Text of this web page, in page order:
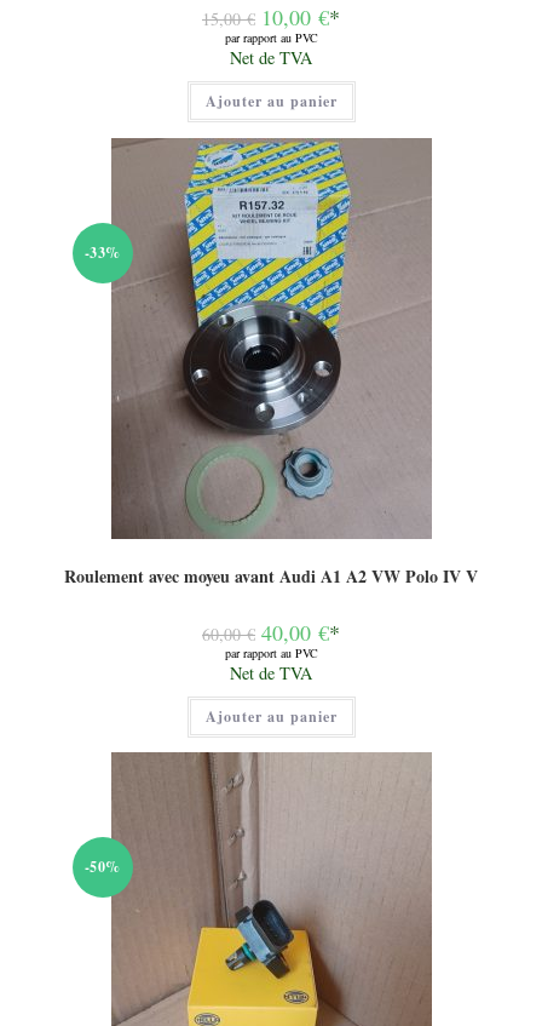
15,00€ Le
prix
initial
était :
15,00 €.
10,00 €*
par rapport au PVC
Le
prix
actuel
est :
10,00 €.
Net de TVA
Ajouter au panier
-33%
Roulement avec moyeu avant Audi A1 A2 VW Polo IV V
60,00€ Le
prix
initial
était :
60,00 €.
40,00 €*
par rapport au PVC
Le
prix
actuel
est :
40,00 €.
Net de TVA
Ajouter au panier
-50%